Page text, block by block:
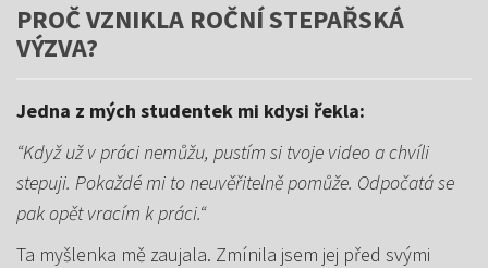
PROČ VZNIKLA ROČNÍ STEPAŘSKÁ
VÝZVA?
Jedna z mých studentek mi kdysi řekla:
“Když už v práci nemůžu, pustím si tvoje video a chvíli
stepuji. Pokaždé mi to neuvěřitelně pomůže. Odpočatá se
pak opět vracím k práci.“
Ta myšlenka mě zaujala. Zmínila jsem jej před svými